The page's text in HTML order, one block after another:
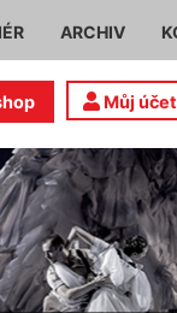
ARCHIV
Můj účet